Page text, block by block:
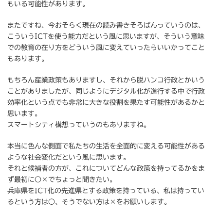
もいる可能性があります。
またですね、今おそらく現在の読み書きそろばんっていうのは、
こういうICTを使う能力だという風に思いますが、そういう意味
での教育の在り方をどういう風に変えていったらいいかってこと
もあります。
もちろん産業政策もありますし、それから脱ハンコ行政とかいう
ことがありましたが、同じようにデジタル化が進行する中で行政
効率化という点でも非常に大きな役割を果たす可能性があるかと
思います。
スマートシティ構想っていうのもありますね。
本当に色んな側面で私たちの生活を全面的に変える可能性がある
ような社会変化だという風に思います。
それと候補者の方が、これについてどんな政策を持ってるかをま
ず最初に○×でちょっと聞きたい。
兵庫県をICT化の先進県とする政策を持っている、私は持ってい
るという方は○、そうでない方は×をお願いします。